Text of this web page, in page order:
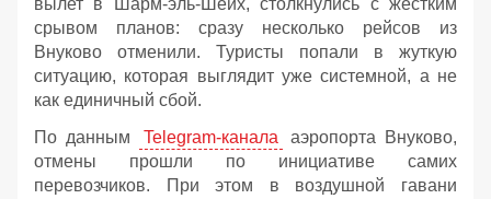
вылет в Шарм‑эль‑Шейх, столкнулись с жёстким
срывом планов: сразу несколько рейсов из
Внуково отменили. Туристы попали в жуткую
ситуацию, которая выглядит уже системной, а не
как единичный сбой.
По данным
Telegram‑канала
аэропорта Внуково,
отмены прошли по инициативе самих
перевозчиков. При этом в воздушной гавани